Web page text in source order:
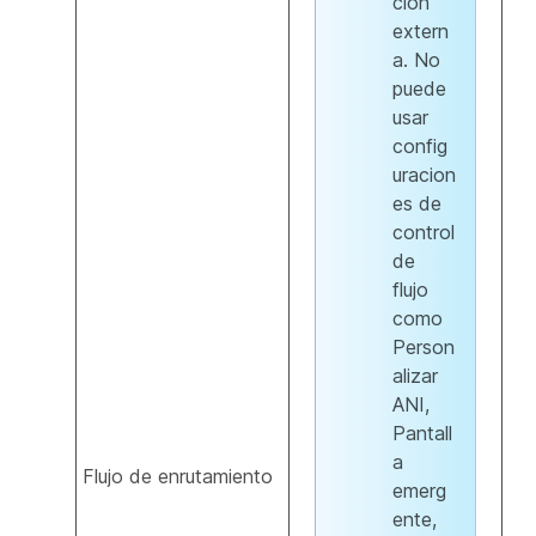
Flujo de enrutamiento
extern
a. No
puede
usar
config
uracion
es de
control
de
flujo
como
Person
alizar
ANI,
Pantall
a
emerg
ente,